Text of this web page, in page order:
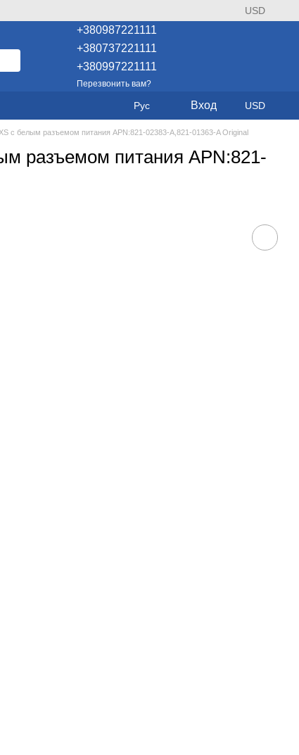
USD
+380987221111
+380737221111
+380997221111
Перезвонить вам?
Рус Вход USD
с белым разъемом питания APN:821-02383-A,821-01363-A Original
разъемом питания APN:821-